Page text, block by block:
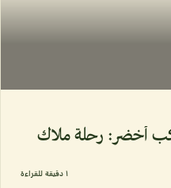
أخضر: رحلة ملاك
١ دقيقة للقراءة